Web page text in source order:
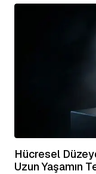
Hücresel
Uzun Yaşamın